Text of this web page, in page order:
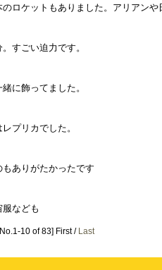
のロケットもありました。アリアン
すごい迫力です。
に飾ってました。
プリカでした。
ありがたかったです
なども
10 of 83] First / Last